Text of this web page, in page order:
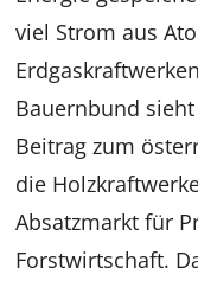
viel Strom aus
Bauernbund
Beitrag zum
die
Absatzmarkt für
Forstwirtschaft.